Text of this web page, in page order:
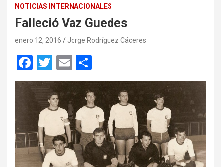
NOTICIAS INTERNACIONALES
Falleció Vaz Guedes
enero 12, 2016 Jorge Rodríguez Cáceres
F
a
ce
b
o
o
k
T
wi
tt
er
E
m
ail
o
m
p
ar
tir